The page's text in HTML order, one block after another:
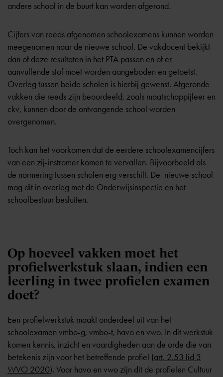
andere school in de buurt kan worden afgerond.
Cijfers van reeds afgenomen schoolexamens kunnen worden
meegenomen naar de nieuwe school. De vakdocent bekijkt
dan of deze resultaten in het PTA passen en of er
aanvullende stof moet worden aangeboden en getoetst.
Overleg tussen beide scholen is hierbij gewenst. Afgeronde
vakken die reeds zijn beoordeeld, zoals maatschappijleer en
ckv, kunnen door de ontvangende school worden
overgenomen.
Toch kan het voorkomen dat de eerdere schoolexamencijfers
van een zij-instromer komen te vervallen. Bijvoorbeeld als
de normering tussen scholen erg verschilt. De nieuwe school
mag dit in overleg met de Onderwijsinspectie en het
schoolbestuur besluiten.
Op hoeveel vakken moet het
profielwerkstuk slaan, indien een
leerling in twee profielen examen
doet?
Een profielwerkstuk maakt onderdeel uit van het
schoolexamen vmbo-g, vmbo-t, havo en vwo. In dit werkstuk
komen kennis, inzicht en vaardigheden aan de orde die van
betekenis zijn voor het betreffende profiel (art. 2.53 lid 3
WVO 2020). Voor havo en vwo zijn dit de profielen Cultuur